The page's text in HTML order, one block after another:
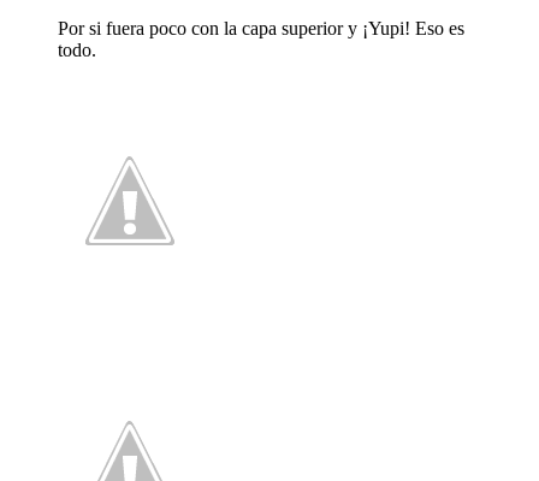
Por si fuera poco con la capa superior y ¡Yupi! Eso es
todo.